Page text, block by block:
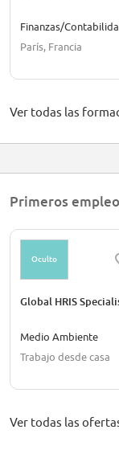
Finanzas/
París, Francia
Ver todas las
Primeros
Oculto
Global HRIS
Medio Ambiente
Trabajo desde casa
Ver todas las